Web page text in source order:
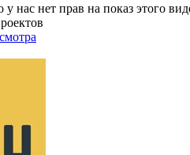
нас нет прав на показ этого